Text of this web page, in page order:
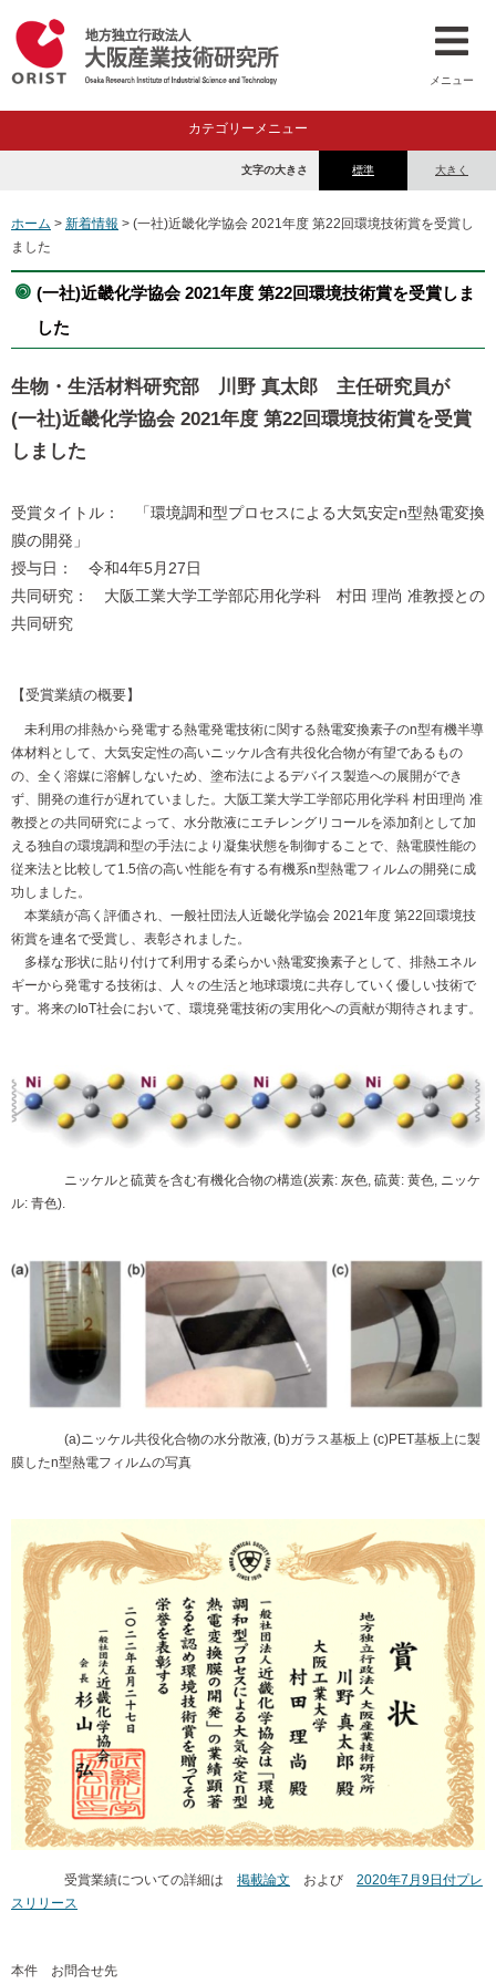
メニュー
カテゴリーメニュー
標準 大きく
文字の大きさ
ホーム > 新着情報 > (一社)近畿化学協会 2021年度 第22回環境技術賞を受賞し
ました
(一社)近畿化学協会 2021年度 第22回環境技術賞を受賞しま
した
生物・生活材料研究部 川野 真太郎 主任研究員が
(一社)近畿化学協会 2021年度 第22回環境技術賞を受賞
しました
受賞タイトル： 「環境調和型プロセスによる大気安定n型熱電変換
膜の開発」
授与日： 令和4年5月27日
共同研究： 大阪工業大学工学部応用化学科 村田 理尚 准教授との
共同研究
【受賞業績の概要】
未利用の排熱から発電する熱電発電技術に関する熱電変換素子のn型有機半導
体材料として、大気安定性の高いニッケル含有共役化合物が有望であるもの
の、全く溶媒に溶解しないため、塗布法によるデバイス製造への展開ができ
ず、開発の進行が遅れていました。大阪工業大学工学部応用化学科 村田理尚 准
教授との共同研究によって、水分散液にエチレングリコールを添加剤として加
える独自の環境調和型の手法により凝集状態を制御することで、熱電膜性能の
従来法と比較して1.5倍の高い性能を有する有機系n型熱電フィルムの開発に成
功しました。
本業績が高く評価され、一般社団法人近畿化学協会 2021年度 第22回環境技
術賞を連名で受賞し、表彰されました。
多様な形状に貼り付けて利用する柔らかい熱電変換素子として、排熱エネル
ギーから発電する技術は、人々の生活と地球環境に共存していく優しい技術で
す。将来のIoT社会において、環境発電技術の実用化への貢献が期待されます。
ニッケルと硫黄を含む有機化合物の構造(炭素: 灰色, 硫黄: 黄色, ニッケ
ル: 青色).
(a)ニッケル共役化合物の水分散液, (b)ガラス基板上 (c)PET基板上に製
膜したn型熱電フィルムの写真
受賞業績についての詳細は 掲載論文 および 2020年7月9日付プレ
スリリース
本件 お問合せ先